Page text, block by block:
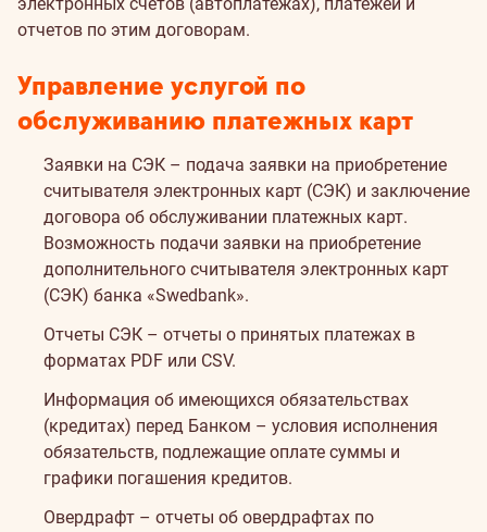
отчетов по этим договорам.
Управление услугой по
обслуживанию платежных карт
Заявки на СЭК – подача заявки на приобретение
считывателя электронных карт (СЭК) и заключение
договора об обслуживании платежных карт.
Возможность подачи заявки на приобретение
дополнительного считывателя электронных карт
(СЭК) банка «Swedbank».
Отчеты СЭК – отчеты о принятых платежах в
форматах PDF или CSV.
Информация об имеющихся обязательствах
(кредитах) перед Банком – условия исполнения
обязательств, подлежащие оплате суммы и
графики погашения кредитов.
Овердрафт – отчеты об овердрафтах по